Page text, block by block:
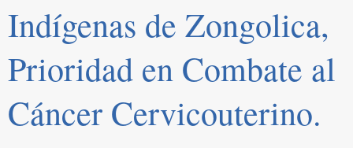
Indígenas de Zongolica,
Prioridad en Combate al
Cáncer Cervicouterino.